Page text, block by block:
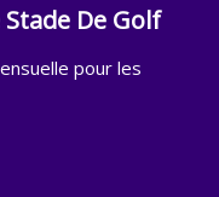
De Golf
pour les